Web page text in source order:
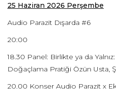
25 Haziran 2026 Perşembe
Audio Parazit Dışarda #6
20:00
18.30 Panel: Birlikte ya da
Doğaçlama Pratiği Özün Usta,
20.00 Konser Audio Parazit x